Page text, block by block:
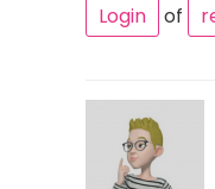
Login of